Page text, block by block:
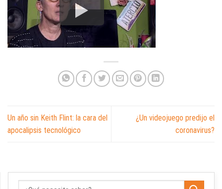
Un año sin Keith Flint: la cara del
apocalipsis tecnológico
¿Un videojuego predijo el
coronavirus?